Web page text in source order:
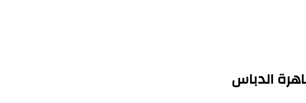
الدباس